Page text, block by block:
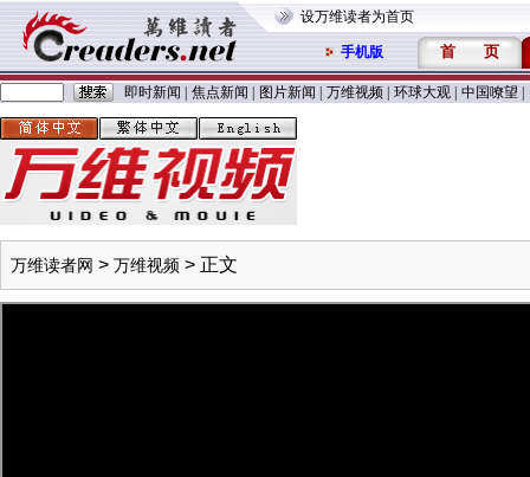
设万维读者为首页
手机版 首 页
即时新闻 焦点新闻 图片新闻 万维视频 环球大观 中国嘹望
万维读者网 > 万维视频 > 正文